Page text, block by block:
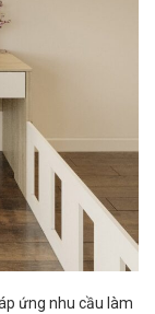
ứng nhu cầu làm